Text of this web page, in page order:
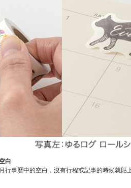
白
行事曆中的空白，沒有行程或記事的時候就貼